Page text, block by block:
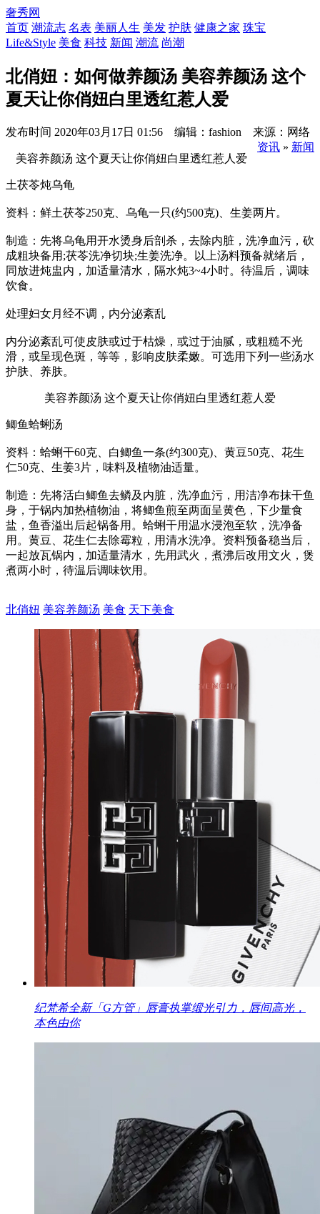
奢秀网
首页 潮流志 名表 美丽人生 美发 护肤 健康之家 珠宝
Life&Style 美食 科技 新闻 潮流 尚潮
北俏妞：如何做养颜汤 美容养颜汤 这个
夏天让你俏妞白里透红惹人爱
发布时间 2020年03月17日 01:56 编辑：fashion 来源：网络
资讯 » 新闻
美容养颜汤 这个夏天让你俏妞白里透红惹人爱
土茯苓炖乌龟
资料：鲜土茯苓250克、乌龟一只(约500克)、生姜两片。
制造：先将乌龟用开水烫身后剖杀，去除内脏，洗净血污，砍
成粗块备用;茯苓洗净切块;生姜洗净。以上汤料预备就绪后，
同放进炖盅内，加适量清水，隔水炖3~4小时。待温后，调味
饮食。
处理妇女月经不调，内分泌紊乱
内分泌紊乱可使皮肤或过于枯燥，或过于油腻，或粗糙不光
滑，或呈现色斑，等等，影响皮肤柔嫩。可选用下列一些汤水
护肤、养肤。
美容养颜汤 这个夏天让你俏妞白里透红惹人爱
鲫鱼蛤蜊汤
资料：蛤蜊干60克、白鲫鱼一条(约300克)、黄豆50克、花生
仁50克、生姜3片，味料及植物油适量。
制造：先将活白鲫鱼去鳞及内脏，洗净血污，用洁净布抹干鱼
身，于锅内加热植物油，将鲫鱼煎至两面呈黄色，下少量食
盐，鱼香溢出后起锅备用。蛤蜊干用温水浸泡至软，洗净备
用。黄豆、花生仁去除霉粒，用清水洗净。资料预备稳当后，
一起放瓦锅内，加适量清水，先用武火，煮沸后改用文火，煲
煮两小时，待温后调味饮用。
北俏妞 美容养颜汤 美食 天下美食
纪梵希全新「G方管」唇膏执掌缎光引力，唇间高光，
本色由你